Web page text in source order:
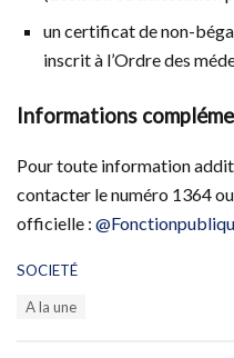
un certificat de non-
inscrit à l’Ordre des
Informations
Pour toute information
contacter le numéro 1364
officielle :
C
SOCIETÉ
A la une